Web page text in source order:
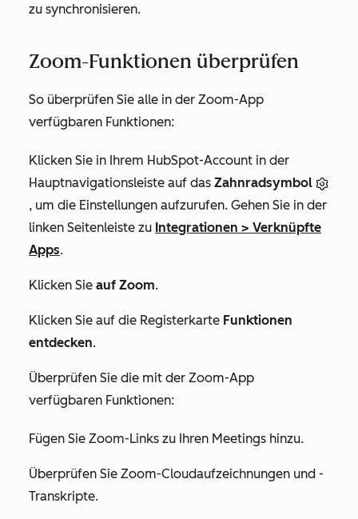
zu synchronisieren.
Zoom-Funktionen überprüfen
So überprüfen Sie alle in der Zoom-App
verfügbaren Funktionen:
Klicken Sie in Ihrem HubSpot-Account in der
Hauptnavigationsleiste auf das Zahnradsymbol
, um die Einstellungen aufzurufen. Gehen Sie in der
linken Seitenleiste zu Integrationen > Verknüpfte
Apps.
Klicken Sie auf Zoom.
Klicken Sie auf die Registerkarte Funktionen
entdecken.
Überprüfen Sie die mit der Zoom-App
verfügbaren Funktionen:
Fügen Sie Zoom-Links zu Ihren Meetings hinzu.
Überprüfen Sie Zoom-Cloudaufzeichnungen und -
Transkripte.